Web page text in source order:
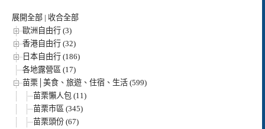
展開全部 | 收合全部
歐洲自由行 (3)
香港自由行 (32)
日本自由行 (186)
各地露營區 (17)
苗栗│美食、旅遊、住宿、生活 (599)
苗栗懶人包 (11)
苗栗市區 (345)
苗栗頭份 (67)